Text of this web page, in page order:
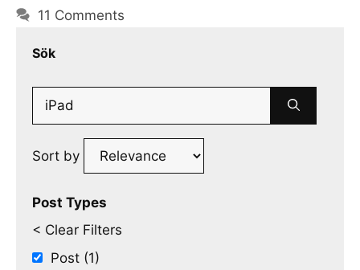
11 Comments
Sök
Search
Sort by
Post Types
< Clear Filters
Post (1)